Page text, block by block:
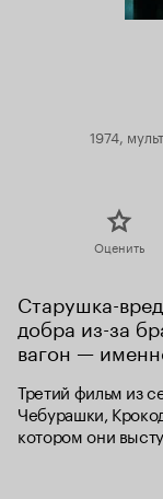
1974,
Оценить
Старушка-
добра из-за
вагон —
Третий фильм из
Чебурашки,
котором они